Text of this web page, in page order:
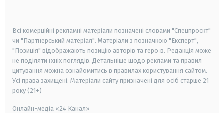
Всі комерційні рекламні матеріали позначені словами "Спецпроєкт"
чи "Партнерський матеріал". Матеріали з позначкою "Експерт",
"Позиція" відображають позицію авторів та героїв. Редакція може
не поділяти їхніх поглядів. Детальніше щодо реклами та правил
цитування можна ознайомитись в правилах користування сайтом.
Усі права захищені. Матеріали сайту призначені для осіб старше 21
року (21+)
Онлайн-медіа «24 Канал»